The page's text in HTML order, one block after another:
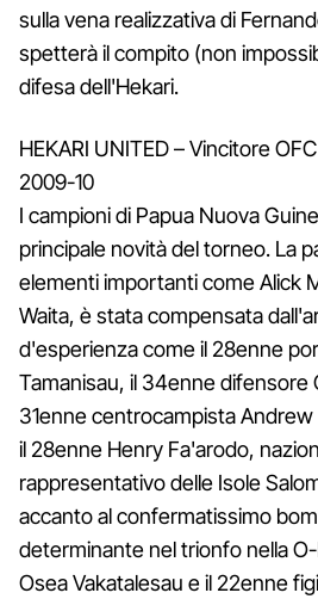
sulla vena realizzativa di
spetterà il compito (non
difesa dell'Hekari.
HEKARI UNITED – Vincitore
2009-10
I campioni di Papua Nuova
principale novità del torneo. La
elementi importanti come Alick
Waita, è stata compensata
d'esperienza come il 28enne
Tamanisau, il 34enne difensore
31enne centrocampista
il 28enne Henry Fa'arodo,
rappresentativo delle Isole
accanto al confermatissimo
determinante nel trionfo nella
Osea Vakatalesau e il 22enne